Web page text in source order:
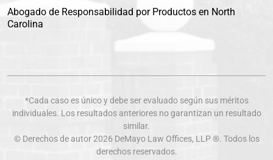
Abogado de Responsabilidad por Productos en North
Carolina
*Cada caso es único y debe ser evaluado según sus méritos
individuales. Los resultados anteriores no garantizan un resultado
similar.
© Derechos de autor 2026 DeMayo Law Offices, LLP ®. Todos los
derechos reservados.